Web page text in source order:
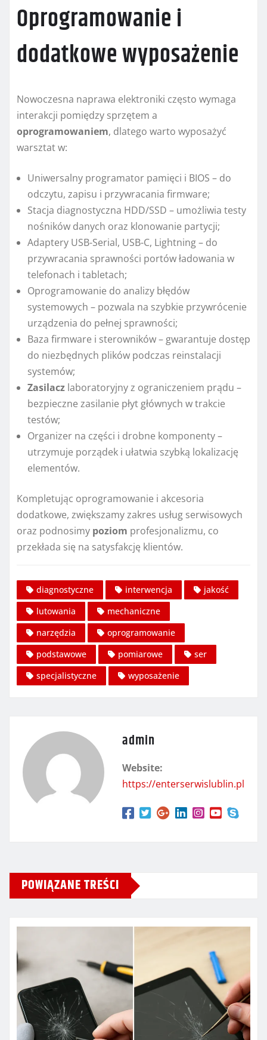
Oprogramowanie i
dodatkowe wyposażenie
Nowoczesna naprawa elektroniki często wymaga
interakcji pomiędzy sprzętem a
oprogramowaniem, dlatego warto wyposażyć
warsztat w:
Uniwersalny programator pamięci i BIOS – do
odczytu, zapisu i przywracania firmware;
Stacja diagnostyczna HDD/SSD – umożliwia testy
nośników danych oraz klonowanie partycji;
Adaptery USB-Serial, USB-C, Lightning – do
przywracania sprawności portów ładowania w
telefonach i tabletach;
Oprogramowanie do analizy błędów
systemowych – pozwala na szybkie przywrócenie
urządzenia do pełnej sprawności;
Baza firmware i sterowników – gwarantuje dostęp
do niezbędnych plików podczas reinstalacji
systemów;
Zasilacz laboratoryjny z ograniczeniem prądu –
bezpieczne zasilanie płyt głównych w trakcie
testów;
Organizer na części i drobne komponenty –
utrzymuje porządek i ułatwia szybką lokalizację
elementów.
Kompletując oprogramowanie i akcesoria
dodatkowe, zwiększamy zakres usług serwisowych
oraz podnosimy poziom profesjonalizmu, co
przekłada się na satysfakcję klientów.
diagnostyczne interwencja
jakość
lutowania
mechaniczne
narzędzia
oprogramowanie
podstawowe
pomiarowe
ser
specjalistyczne
wyposażenie
admin
Website:
https://enterserwislublin.pl
POWIĄZANE TREŚCI